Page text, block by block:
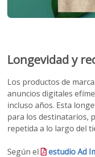
Longevidad y
Los productos de
anuncios digitales
incluso años. Esta
para los destinatarios,
repetida a lo largo del
Según el estudio Ad